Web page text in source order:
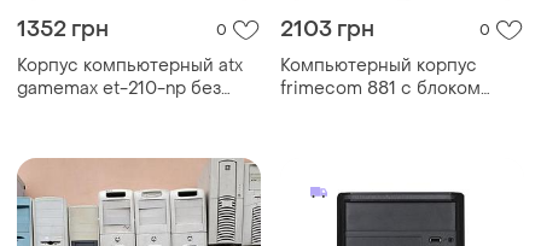
1352 грн 0
Корпус компьютерный atx
gamemax et-210-np без
2103 грн 0
Компьютерный корпус
frimecom 881 с блоком